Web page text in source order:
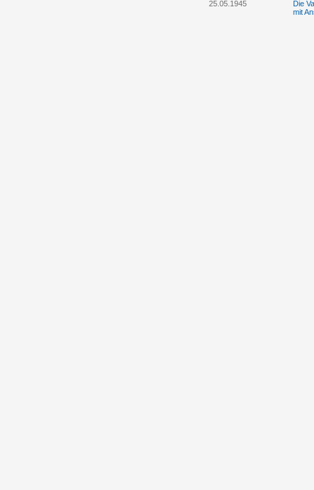
25.05.1945
Die
mit